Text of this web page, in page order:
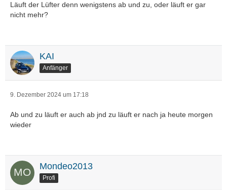
Läuft der Lüfter denn wenigstens ab und zu, oder läuft er gar
nicht mehr?
KAI
Anfänger
9. Dezember 2024 um 17:18
Ab und zu läuft er auch ab jnd zu läuft er nach ja heute morgen
wieder
Mondeo2013
Profi